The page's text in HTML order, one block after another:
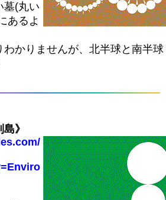
墓(丸い
あるよ
かりませんが、北半球と南半球
》